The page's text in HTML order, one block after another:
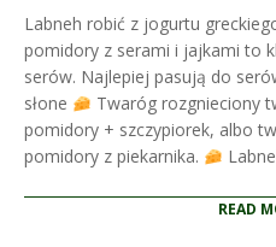
Labneh robić z jogurtu
pomidory z serami i jajkami to
serów. Najlepiej pasują do
słone
Twaróg rozgnieciony
pomidory + szczypiorek, albo
pomidory z piekarnika.
READ